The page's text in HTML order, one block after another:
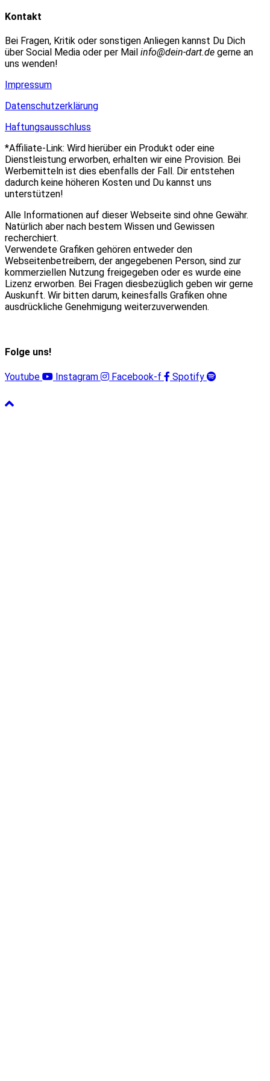
Kommentieren
ein
zum
ein
ein
Kontakt
Bei Fragen, Kritik oder sonstigen Anliegen kannst Du Dich
über Social Media oder per Mail info@dein-dart.de gerne an
uns wenden!
Impressum
Datenschutzerklärung
Haftungsausschluss
*Affiliate-Link: Wird hierüber ein Produkt oder eine
Dienstleistung erworben, erhalten wir eine Provision. Bei
Werbemitteln ist dies ebenfalls der Fall. Dir entstehen
dadurch keine höheren Kosten und Du kannst uns
unterstützen!
Alle Informationen auf dieser Webseite sind ohne Gewähr.
Natürlich aber nach bestem Wissen und Gewissen
recherchiert.
Verwendete Grafiken gehören entweder den
Webseitenbetreibern, der angegebenen Person, sind zur
kommerziellen Nutzung freigegeben oder es wurde eine
Lizenz erworben. Bei Fragen diesbezüglich geben wir gerne
Auskunft. Wir bitten darum, keinesfalls Grafiken ohne
ausdrückliche Genehmigung weiterzuverwenden.
Folge uns!
Youtube Instagram Facebook-f Spotify